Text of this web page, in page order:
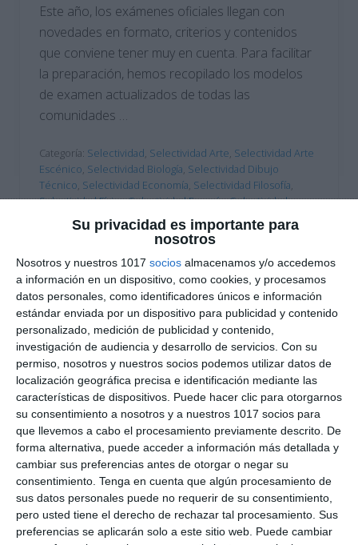
Su privacidad es importante para
nosotros
Nosotros y nuestros 1017 socios almacenamos y/o accedemos
a información en un dispositivo, como cookies, y procesamos
datos personales, como identificadores únicos e información
estándar enviada por un dispositivo para publicidad y contenido
personalizado, medición de publicidad y contenido,
investigación de audiencia y desarrollo de servicios. Con su
permiso, nosotros y nuestros socios podemos utilizar datos de
localización geográfica precisa e identificación mediante las
características de dispositivos. Puede hacer clic para otorgarnos
su consentimiento a nosotros y a nuestros 1017 socios para
que llevemos a cabo el procesamiento previamente descrito. De
forma alternativa, puede acceder a información más detallada y
cambiar sus preferencias antes de otorgar o negar su
consentimiento. Tenga en cuenta que algún procesamiento de
sus datos personales puede no requerir de su consentimiento,
pero usted tiene el derecho de rechazar tal procesamiento. Sus
preferencias se aplicarán solo a este sitio web. Puede cambiar
Este año, los exámenes oficiales llegan con
novedades en formato, criterios y contenidos
que conviene tener muy en cuenta. Para facilitar
la preparación, hemos recopilado los modelos
de examen actualizados de todas las
comunidades …
Categoría: Selectividad, Selectividad Arte, Selectividad Arte
Escénico, Selectividad Biología, Selectividad Dibujo
Técnico, Selectividad Economía, Selectividad Filosofía,
Selectividad Física,Selectividad Francés,Selectividad
Geografía
Selectividad Geología , Selectividad Griego
Selectividad Historia,Selectividad Inglés, Selectividad Latin
Selectividad Matemáticas aplicadas
Selectividad Matemáticas II,Selectividad Química
Etiqueta:Análisis musical II,Andalucia,aragon, Arte,Artes
Escénicas II,asturias, Bachillerato,baleares,biología,
canarias,cantabria ,castilla y leon,castilla-la mancha,
cataluña,Ciencias Ambientales,Ciencias Generales
Ciencias Sociales,Competencias clave,comunidad
valenciana,Coro y Técnica Vocal II, Dibujo Artístico II, Dibujo
Técnico ,Dibujo Técnico aplicado a las Artes y al Diseño II,
Dibujo Técnico II,diseño,Educación ,educación
secundaria,ejercicios,Empresa,Empresa y diseño de
modelos de negocio
estructura de preguntas
estudiar
exámenes de acceso exámenes PAU
extremadura, Filosofía fisica
fisicayquimica,francés ,Fundamentos Artísticos,Galicia
geografía,geología,Geología y Ciencias Ambientales,Griego
Griego II,historia,historia de España,Historia de la Filosofía,
Historia de la Música y Danza ,Historia del Arte,ingeniería,
Inglés,la rioja,latín,Latín II,Lengua Castellana, Lengua